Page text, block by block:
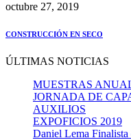
octubre 27, 2019
CONSTRUCCIÓN EN SECO
ÚLTIMAS NOTICIAS
MUESTRAS
JORNADA DE
AUXILIOS
EXPOFICIOS 2019
Daniel Lema Finalista